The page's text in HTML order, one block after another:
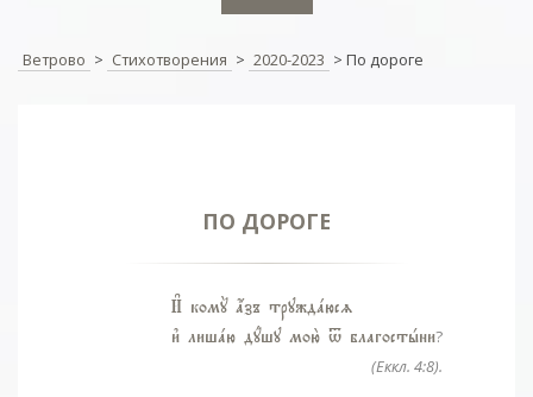
Ветрово > Стихотворения > 2020-2023 > По дороге
ПО ДОРОГЕ
И# комY ѓзъ труждaюсz
и3 лишaю дyшу мою2 t благостhни?
(Еккл. 4:8).